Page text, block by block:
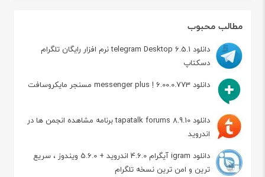
مطالب محبوب
دانلود telegram Desktop 6.5.1 نرم افزار رایگان تلگرام
دسکتاپ
دانلود messenger plus ! 6.00.0.773 مسنجر مایکروسافت
دانلود tapatalk forums 8.9.10 برنامه مشاهده انجمن ها در
اندروید
دانلود igram آیگرام 4.6.0 اندروید + 5.6.0 ویندوز ، سریع
ترین و امن ترین نسخه تلگرام